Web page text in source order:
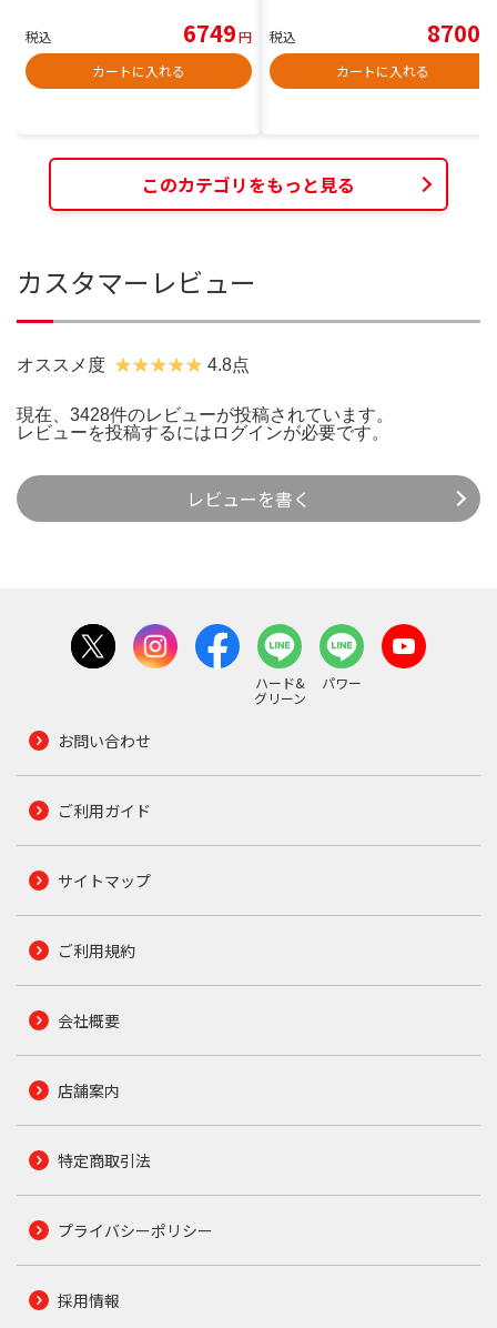
税込 6749円
カートに入れる
税込 8700
カートに入れる
このカテゴリをもっと見る
カスタマーレビュー
オススメ度 4.8点
現在、3428件のレビューが投稿されています。
レビューを投稿するには ログインが必要です。
レビューを書く
ハード&
グリーン
パワー
お問い合わせ
ご利用ガイド
サイトマップ
ご利用規約
会社概要
店舗案内
特定商取引法
プライバシーポリシー
採用情報